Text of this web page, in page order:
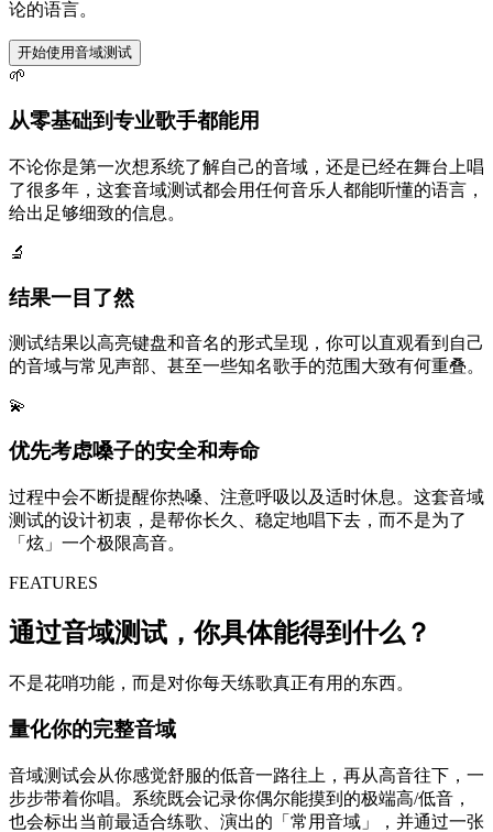
论的语言。
开始使用音域测试
🌱
从零基础到专业歌手都能用
不论你是第一次想系统了解自己的音域，还是已经在舞台上唱
了很多年，这套音域测试都会用任何音乐人都能听懂的语言，
给出足够细致的信息。
🔬
结果一目了然
测试结果以高亮键盘和音名的形式呈现，你可以直观看到自己
的音域与常见声部、甚至一些知名歌手的范围大致有何重叠。
💫
优先考虑嗓子的安全和寿命
过程中会不断提醒你热嗓、注意呼吸以及适时休息。这套音域
测试的设计初衷，是帮你长久、稳定地唱下去，而不是为了
「炫」一个极限高音。
FEATURES
通过音域测试，你具体能得到什么？
不是花哨功能，而是对你每天练歌真正有用的东西。
量化你的完整音域
音域测试会从你感觉舒服的低音一路往上，再从高音往下，一
步步带着你唱。系统既会记录你偶尔能摸到的极端高/低音，
也会标出当前最适合练歌、演出的「常用音域」，并通过一张